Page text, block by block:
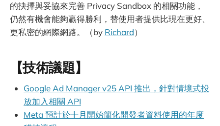
的抉擇與妥協來完善 Privacy Sandbox 的相關功能，
仍然有機會能夠贏得勝利，替使用者提供比現在更好、
更私密的網際網路。（by Richard）
【技術議題】
Google Ad Manager v25 API 推出，針對情境式投
放加入相關 API
Meta 預計於十月開始簡化開發者資料使用的年度